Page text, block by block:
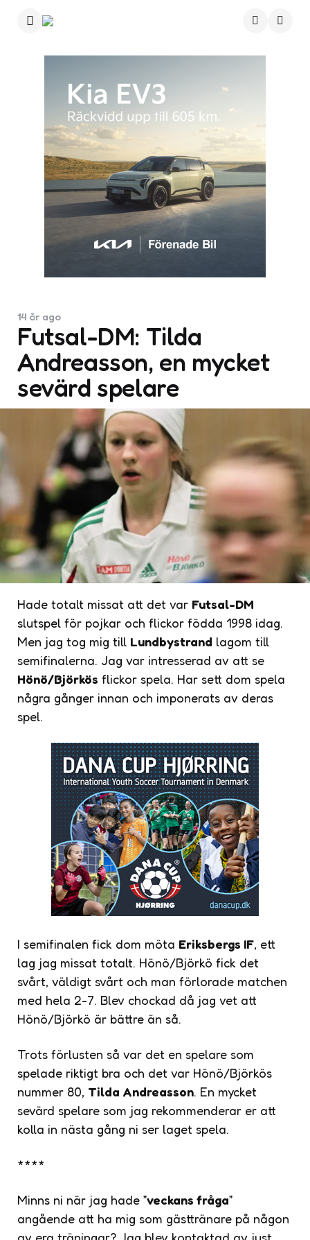
Futsal-DM: Tilda
Andreasson, en mycket
sevärd spelare
14 år ago
Hade totalt missat att det var Futsal-DM
slutspel för pojkar och flickor födda 1998 idag.
Men jag tog mig till Lundbystrand lagom till
semifinalerna. Jag var intresserad av att se
Hönö/Björkös flickor spela. Har sett dom spela
några gånger innan och imponerats av deras
spel.
I semifinalen fick dom möta Eriksbergs IF, ett
lag jag missat totalt. Hönö/Björkö fick det
svårt, väldigt svårt och man förlorade matchen
med hela 2-7. Blev chockad då jag vet att
Hönö/Björkö är bättre än så.
Trots förlusten så var det en spelare som
spelade riktigt bra och det var Hönö/Björkös
nummer 80, Tilda Andreasson. En mycket
sevärd spelare som jag rekommenderar er att
kolla in nästa gång ni ser laget spela.
****
Minns ni när jag hade ”veckans fråga”
angående att ha mig som gästtränare på någon